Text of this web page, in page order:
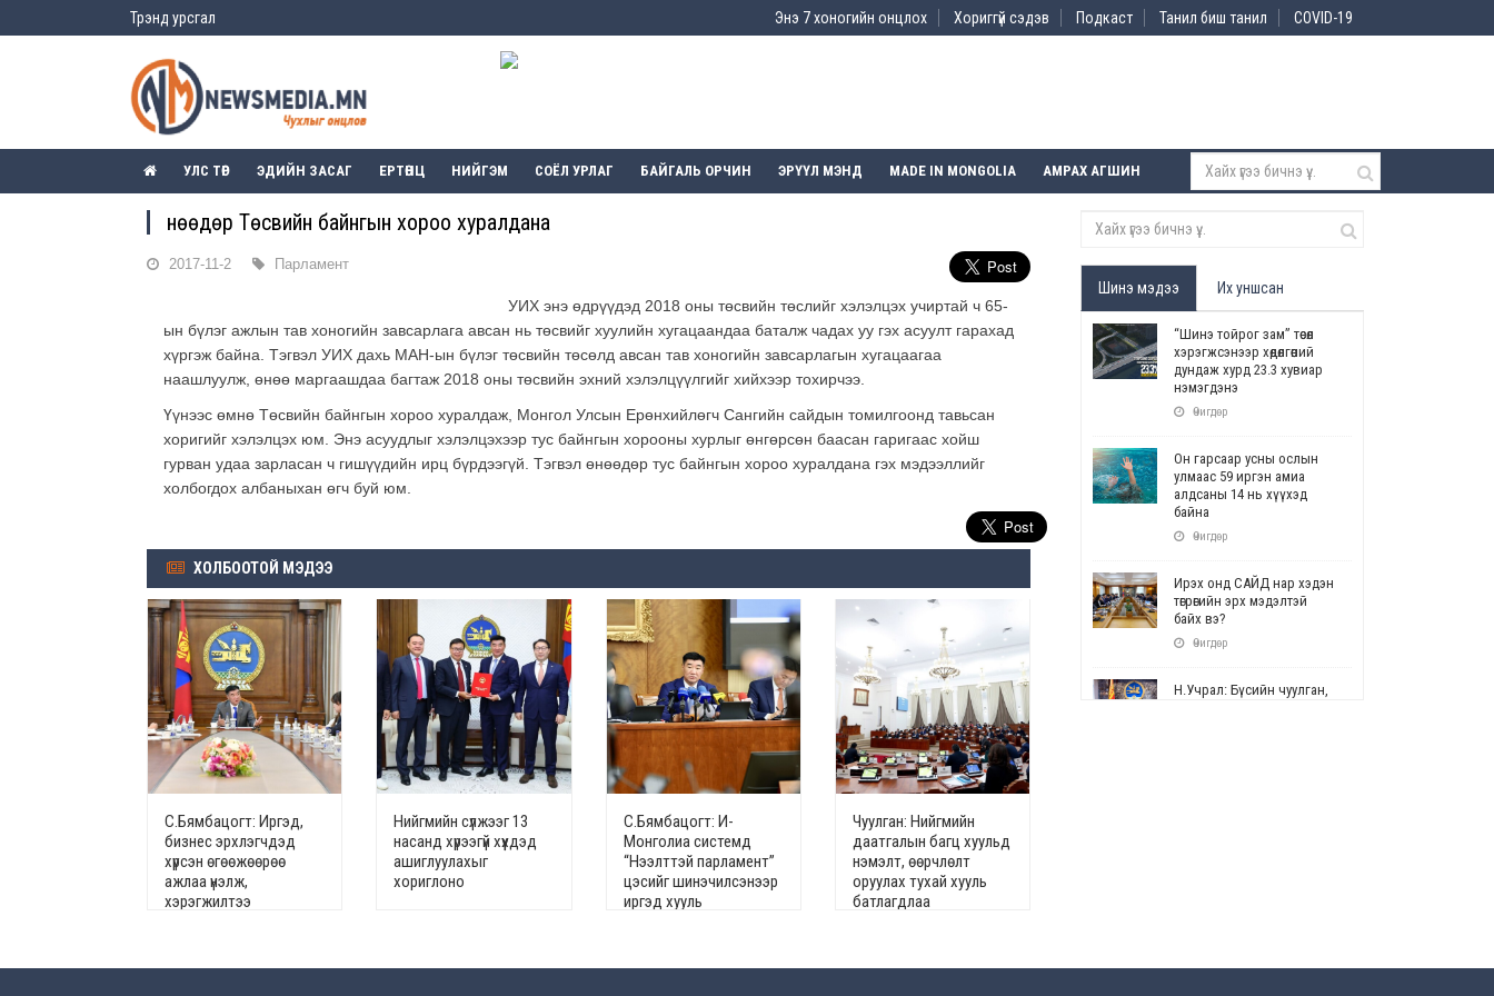
Трэнд урсгал Энэ 7 хоногийн онцлох Хориггүй сэдэв Подкаст Танил биш танил COVID-19
УЛС ТӨР ЭДИЙН ЗАСАГ ЕРТӨНЦ НИЙГЭМ СОЁЛ УРЛАГ БАЙГАЛЬ ОРЧИН ЭРҮҮЛ МЭНД MADE IN MONGOLIA АМРАХ АГШИН
Өнөөдөр Төсвийн байнгын хороо хуралдана
2017-11-2 Парламент
УИХ энэ өдрүүдэд 2018 оны төсвийн төслийг хэлэлцэх учиртай ч 65-
ын бүлэг ажлын тав хоногийн завсарлага авсан нь төсвийг хуулийн хугацаандаа баталж чадах уу гэх асуулт гарахад
хүргэж байна. Тэгвэл УИХ дахь МАН-ын бүлэг төсвийн төсөлд авсан тав хоногийн завсарлагын хугацаагаа
наашлуулж, өнөө маргаашдаа багтаж 2018 оны төсвийн эхний хэлэлцүүлгийг хийхээр тохирчээ.
Үүнээс өмнө Төсвийн байнгын хороо хуралдаж, Монгол Улсын Ерөнхийлөгч Сангийн сайдын томилгоонд тавьсан
хоригийг хэлэлцэх юм. Энэ асуудлыг хэлэлцэхээр тус байнгын хорооны хурлыг өнгөрсөн баасан гаригаас хойш
гурван удаа зарласан ч гишүүдийн ирц бүрдээгүй. Тэгвэл өнөөдөр тус байнгын хороо хуралдана гэх мэдээллийг
холбогдох албаныхан өгч буй юм.
ХОЛБООТОЙ МЭДЭЭ
С.Бямбацогт: Иргэд,
бизнес эрхлэгчдэд
хүрсэн өгөөжөөрөө
ажлаа үнэлж,
хэрэгжилтээ
Нийгмийн сүлжээг 13
насанд хүрээгүй хүүхдэд
ашиглуулахыг
хориглоно
С.Бямбацогт: И-
Монголиа системд
“Нээлттэй парламент”
цэсийг шинэчилсэнээр
иргэд хууль
Чуулган: Нийгмийн
даатгалын багц хуульд
нэмэлт, өөрчлөлт
оруулах тухай хууль
батлагдлаа
Шинэ мэдээ Их уншсан
“Шинэ тойрог зам” төсөл
хэрэгжсэнээр хөдөлгөөний
дундаж хурд 23.3 хувиар
нэмэгдэнэ
Өчигдөр
Он гарсаар усны ослын
улмаас 59 иргэн амиа
алдсаны 14 нь хүүхэд
байна
Өчигдөр
Ирэх онд САЙД нар хэдэн
төгрөгийн эрх мэдэлтэй
байх вэ?
Өчигдөр
Н.Учрал: Бүсийн чуулган,